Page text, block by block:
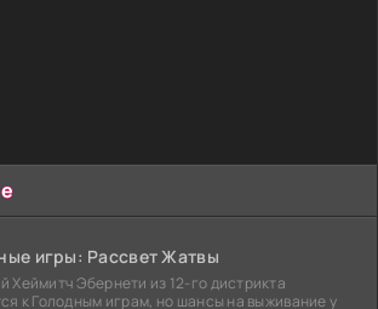
игры: Рассвет Жатвы
Хеймитч Эбернети из 12-го дистрикта
к Голодным играм, но шансы на выживание у